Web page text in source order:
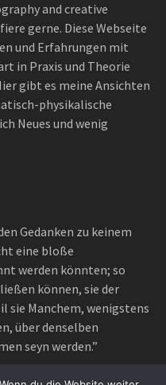
and creative
gerne. Diese Webseite
und Erfahrungen mit
in Praxis und Theorie
gibt es meine Ansichten
physikalische
Neues und wenig
Gedanken zu keinem
eine bloße
werden könnten; so
können, sie der
sie Manchem, wenigstens
über denselben
seyn werden.”